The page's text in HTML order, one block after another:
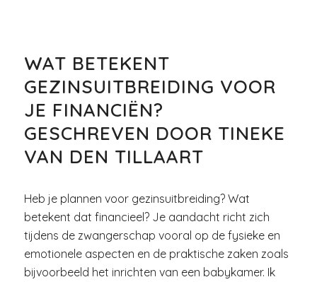
WAT BETEKENT
GEZINSUITBREIDING VOOR
JE FINANCIËN?
GESCHREVEN DOOR TINEKE
VAN DEN TILLAART
Heb je plannen voor gezinsuitbreiding? Wat
betekent dat financieel? Je aandacht richt zich
tijdens de zwangerschap vooral op de fysieke en
emotionele aspecten en de praktische zaken zoals
bijvoorbeeld het inrichten van een babykamer. Ik